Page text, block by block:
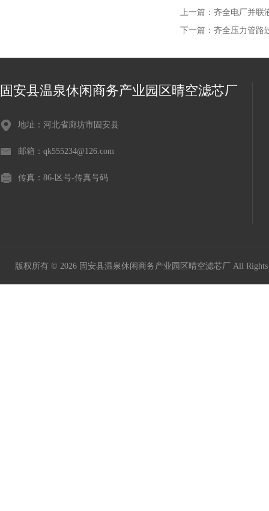
上一篇： 齐全电厂并联
下一篇： 齐全压力管路
固安县温泉休闲商务产业园区晴空滤芯厂
地址：河北省廊坊市固安县
邮箱：qk555234@126.com
传真：86-区号-传真号码
版权所有 © 2026 固安县温泉休闲商务产业园区晴空滤芯厂 All